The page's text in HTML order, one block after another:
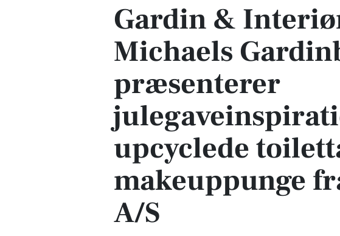
Gardin &
Michaels
præsenterer
upcyclede
makeuppunge
A/S